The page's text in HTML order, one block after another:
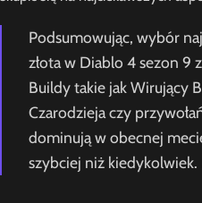
Podsumowując, wybór
złota w Diablo 4 sezon 9
Buildy takie jak Wirujący
Czarodzieja czy
dominują w obecnej
szybciej niż